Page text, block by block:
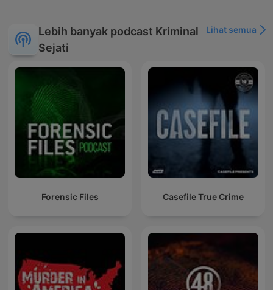
Lebih banyak podcast Kriminal
Sejati
Lihat semua
Forensic Files Casefile True Crime